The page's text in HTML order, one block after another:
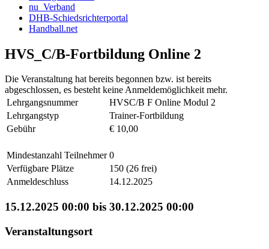
nu_Verband
DHB-Schiedsrichterportal
Handball.net
HVS_C/B-Fortbildung Online 2
Die Veranstaltung hat bereits begonnen bzw. ist bereits
abgeschlossen, es besteht keine Anmeldemöglichkeit mehr.
Lehrgangsnummer
HVSC/B F Online Modul 2
Lehrgangstyp
Trainer-Fortbildung
Gebühr
€ 10,00
Mindestanzahl Teilnehmer 0
Verfügbare Plätze
150 (26 frei)
Anmeldeschluss
14.12.2025
15.12.2025 00:00 bis 30.12.2025 00:00
Veranstaltungsort